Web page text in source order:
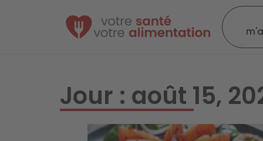
Jour : août 15,